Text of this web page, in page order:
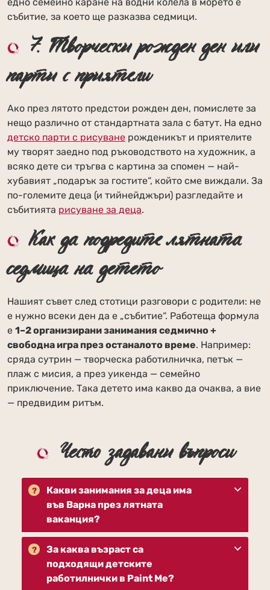
събитие, за което ще разказва седмици.
7. Творчески рожден ден или
парти с приятели
Ако през лятото предстои рожден ден, помислете за
нещо различно от стандартната зала с батут. На едно
детско парти с рисуване рожденикът и приятелите
му творят заедно под ръководството на художник, а
всяко дете си тръгва с картина за спомен — най-
хубавият „подарък за гостите“, който сме виждали. За
по-големите деца (и тийнейджъри) разгледайте и
събитията рисуване за деца.
Как да подредите лятната
седмица на детето
Нашият съвет след стотици разговори с родители: не
е нужно всеки ден да е „събитие“. Работеща формула
е 1–2 организирани занимания седмично +
свободна игра през останалото време. Например:
сряда сутрин — творческа работилничка, петък —
плаж с мисия, а през уикенда — семейно
приключение. Така детето има какво да очаква, а вие
— предвидим ритъм.
Често задавани въпроси
Какви занимания за деца има
във Варна през лятната
ваканция?
За каква възраст са
подходящи детските
работилнички в Paint Me?